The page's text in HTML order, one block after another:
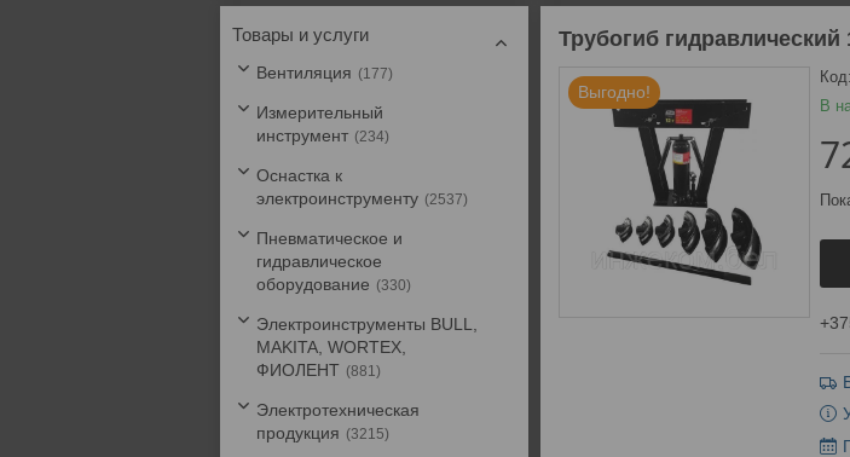
Трубогиб гидравлический
Выгодно!
В
Код:
Товары и услуги
Вентиляция 177
Измерительный
инструмент
234
Оснастка к
электроинструменту
2537
Пневматическое и
гидравлическое
оборудование
330
Электроинструменты BULL,
MAKITA, WORTEX,
ФИОЛЕНТ
881
Электротехническая
продукция
3215